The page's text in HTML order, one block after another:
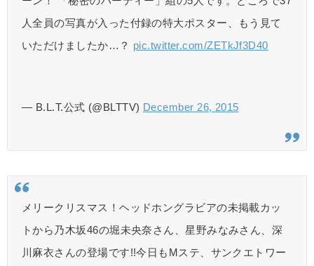
人全員の写真が入った付録の特大ポスター、もう見て
いただけましたか…？ pic.twitter.com/ZETkJf3D40
— B.L.T.公式 (@BLTTV) December 26, 2015
メリークリスマス！ヘッドホングラビアの未掲載カッ
トから乃木坂46の堀未央奈さん、星野みなみさん、深
川麻衣さんの登場です!!今日もMステ、サンクエトワー